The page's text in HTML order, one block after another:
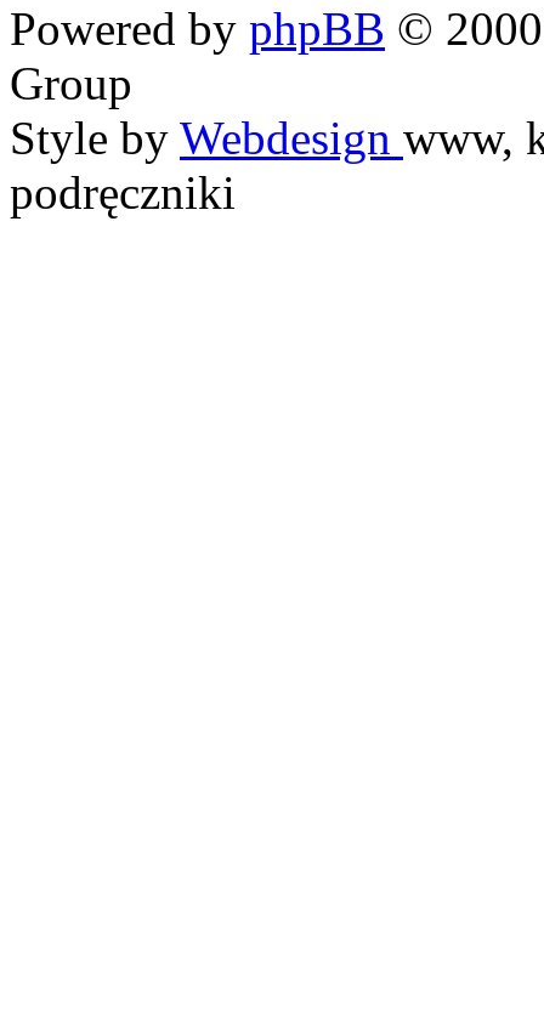
Powered by phpBB ©
Group
Style by Webdesign www,
podręczniki